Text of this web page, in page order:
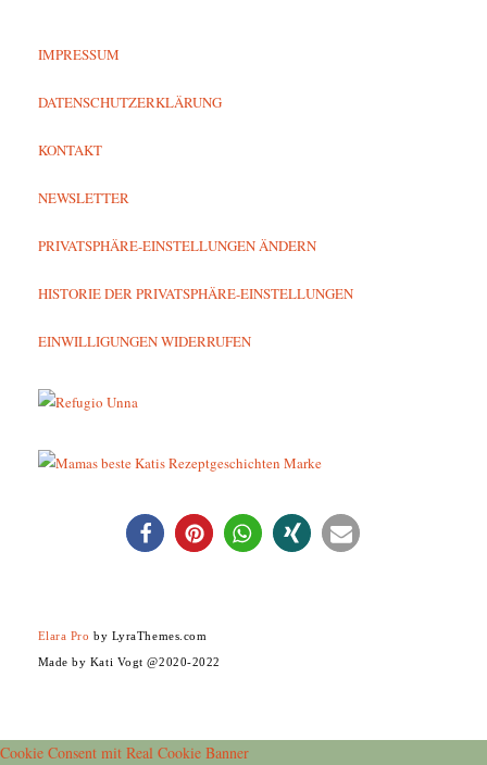
IMPRESSUM
DATENSCHUTZERKLÄRUNG
KONTAKT
NEWSLETTER
PRIVATSPHÄRE-EINSTELLUNGEN ÄNDERN
HISTORIE DER PRIVATSPHÄRE-EINSTELLUNGEN
EINWILLIGUNGEN WIDERRUFEN
Elara Pro by LyraThemes.com
Made by Kati Vogt @2020-2022
Cookie Consent mit Real Cookie Banner